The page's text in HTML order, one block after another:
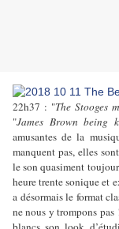
22h37 : "The Stooges
"James Brown being
amusantes de la
manquent pas, elles
le son quasiment
heure trente sonique et
a désormais le format
ne nous y trompons pas